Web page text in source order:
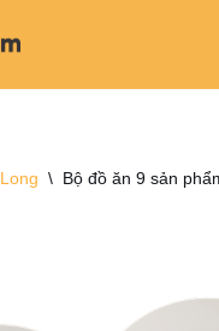
\ Bộ đồ ăn 9 sản